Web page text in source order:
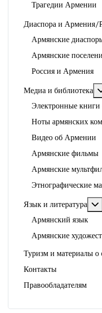
Трагедии Армении
Диаспора и Армения/
Армянские
Армянские
Россия и Армения
Медиа и библиотека
Электронные
Ноты армянских
Видео об Армении
Армянские фильмы
Армянские
Этнографические
Язык и литература
Армянский язык
Армянские
Туризм и материалы
Контакты
Правообладателям